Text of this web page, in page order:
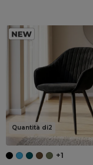
Quantità di2
+1